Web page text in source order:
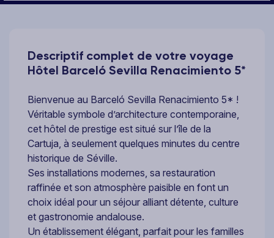
Descriptif complet de votre voyage
Hôtel Barceló Sevilla Renacimiento 5*
Bienvenue au Barceló Sevilla Renacimiento 5* !
Véritable symbole d’architecture contemporaine,
cet hôtel de prestige est situé sur l’île de la
Cartuja, à seulement quelques minutes du centre
historique de Séville.
Ses installations modernes, sa restauration
raffinée et son atmosphère paisible en font un
choix idéal pour un séjour alliant détente, culture
et gastronomie andalouse.
Un établissement élégant, parfait pour les familles